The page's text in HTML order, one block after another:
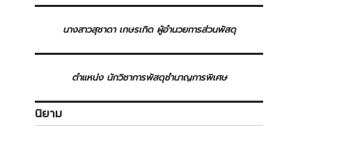
นางสาวสุชาดา เกษรเกิด ผู้อำนวยการส่วนพัสดุ
ตำแหน่ง นักวิชาการพัสดุชำนาญการพิเศษ
นิยาม